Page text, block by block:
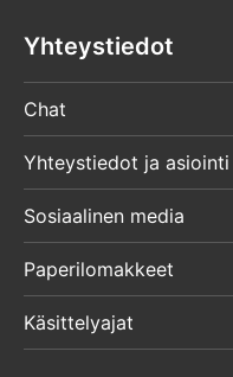
Yhteystiedot
Chat
Yhteystiedot ja asiointi
Sosiaalinen media
Paperilomakkeet
Käsittelyajat